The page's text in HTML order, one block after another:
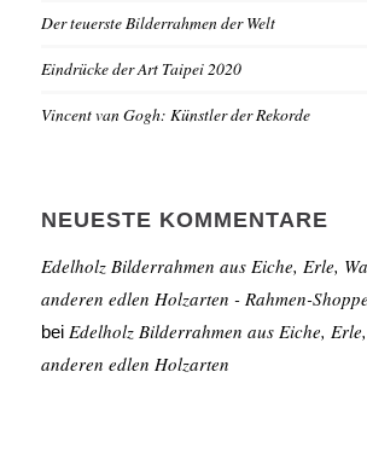
Der teuerste Bilderrahmen der Welt
Eindrücke der Art Taipei 2020
Vincent van Gogh: Künstler der Rekorde
NEUESTE KOMMENTARE
Edelholz Bilderrahmen aus Eiche, Erle,
anderen edlen Holzarten - Rahmen-
bei Edelholz Bilderrahmen aus Eiche,
anderen edlen Holzarten